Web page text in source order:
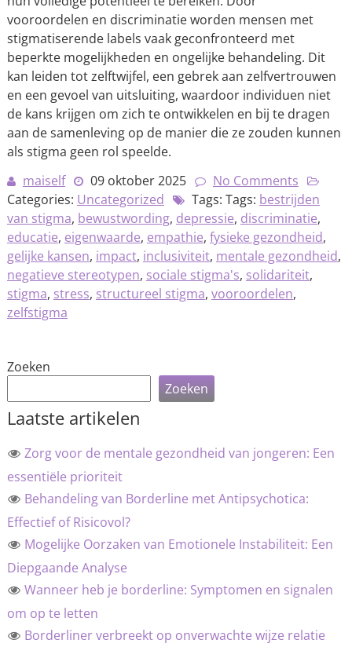
vooroordelen en discriminatie worden mensen met
stigmatiserende labels vaak geconfronteerd met
beperkte mogelijkheden en ongelijke behandeling. Dit
kan leiden tot zelftwijfel, een gebrek aan zelfvertrouwen
en een gevoel van uitsluiting, waardoor individuen niet
de kans krijgen om zich te ontwikkelen en bij te dragen
aan de samenleving op de manier die ze zouden kunnen
als stigma geen rol speelde.
maiself
09 oktober 2025
No Comments
Categories: Uncategorized Tags: Tags: bestrijden
van stigma, bewustwording, depressie, discriminatie,
educatie, eigenwaarde, empathie, fysieke gezondheid,
gelijke kansen, impact, inclusiviteit, mentale gezondheid,
negatieve stereotypen, sociale stigma's, solidariteit,
stigma, stress, structureel stigma, vooroordelen,
zelfstigma
Zoeken
Zoeken
Laatste artikelen
Zorg voor de mentale gezondheid van jongeren: Een
essentiële prioriteit
Behandeling van Borderline met Antipsychotica:
Effectief of Risicovol?
Mogelijke Oorzaken van Emotionele Instabiliteit: Een
Diepgaande Analyse
Wanneer heb je borderline: Symptomen en signalen
om op te letten
Borderliner verbreekt op onverwachte wijze relatie